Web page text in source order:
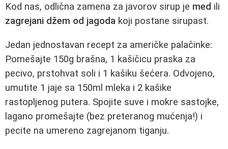
Kod nas, odlična zamena za javorov sirup je med ili
zagrejani džem od jagoda koji postane sirupast.
Jedan jednostavan recept za američke palačinke:
Pomešajte 150g brašna, 1 kašičicu praska za
pecivo, prstohvat soli i 1 kašiku šećera. Odvojeno,
umutite 1 jaje sa 150ml mleka i 2 kašike
rastopljenog putera. Spojite suve i mokre sastojke,
lagano promešajte (bez preteranog mućenja!) i
pecite na umereno zagrejanom tiganju.